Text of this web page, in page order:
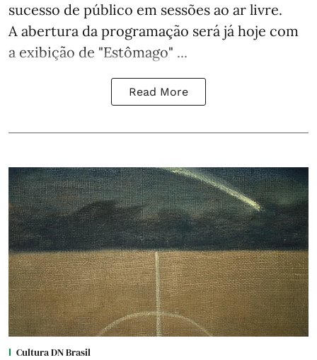
sucesso de público em sessões ao ar livre.
A abertura da programação será já hoje com
a exibição de "Estômago" ...
Read More
Cultura DN Brasil